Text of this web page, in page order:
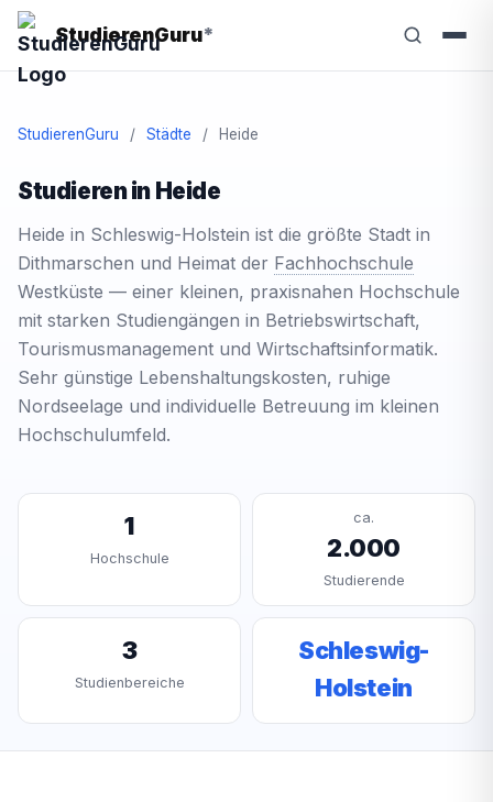
StudierenGuru*
StudierenGuru / Städte / Heide
Studieren in Heide
Heide in Schleswig-Holstein ist die größte Stadt in
Dithmarschen und Heimat der Fachhochschule
Westküste — einer kleinen, praxisnahen Hochschule
mit starken Studiengängen in Betriebswirtschaft,
Tourismusmanagement und Wirtschaftsinformatik.
Sehr günstige Lebenshaltungskosten, ruhige
Nordseelage und individuelle Betreuung im kleinen
Hochschulumfeld.
1
Hochschule
ca.
2.000
Studierende
3
Studienbereiche
Schleswig-
Holstein